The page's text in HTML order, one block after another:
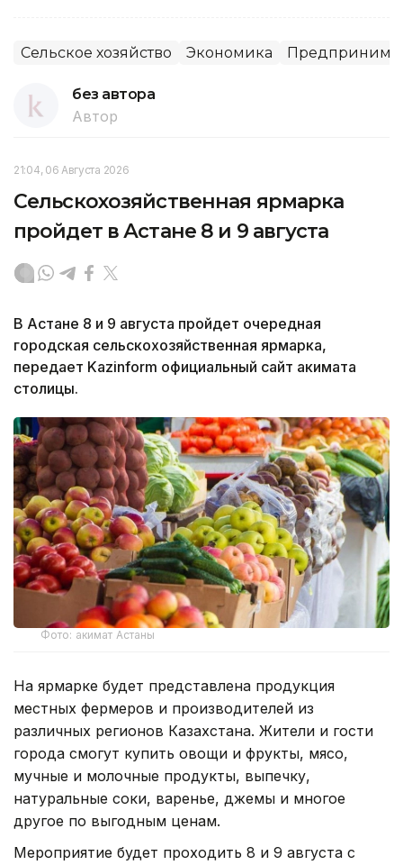
Сельское хозяйство Экономика
без автора
Автор
21:04, 06 Августа 2026
Сельскохозяйственная ярмарка
пройдет в Астане 8 и 9 августа
В Астане 8 и 9 августа пройдет очередная
городская сельскохозяйственная ярмарка,
передает Kazinform официальный сайт акимата
столицы.
Фото: акимат Астаны
На ярмарке будет представлена продукция
местных фермеров и производителей из
различных регионов Казахстана. Жители и гости
города смогут купить овощи и фрукты, мясо,
мучные и молочные продукты, выпечку,
натуральные соки, варенье, джемы и многое
другое по выгодным ценам.
Мероприятие будет проходить 8 и 9 августа с